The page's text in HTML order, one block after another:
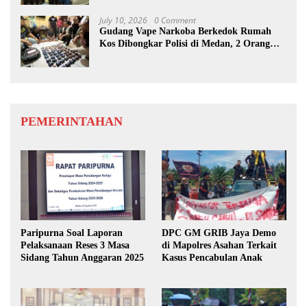
July 10, 2026 0 Comment
Gudang Vape Narkoba Berkedok Rumah
Kos Dibongkar Polisi di Medan, 2 Orang
PEMERINTAHAN
Paripurna Soal Laporan
Pelaksanaan Reses 3 Masa
Sidang Tahun Anggaran 2025
DPC GM GRIB Jaya Demo
di Mapolres Asahan Terkait
Kasus Pencabulan Anak